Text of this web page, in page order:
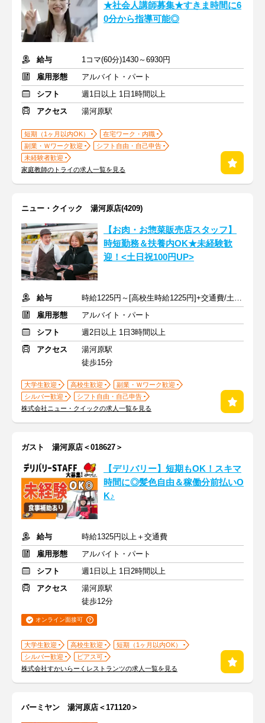
★社会人講師募集★すきま時間に6
0分から指導可能◎
給与
1コマ(60分)1430～6930円
雇用形態
アルバイト・パート
シフト
週1日以上 1日1時間以上
アクセス
湯河原駅
短期（1ヶ月以内OK）
在宅ワーク・内職
副業・Ｗワーク歓迎
シフト自由・自己申告
未経験者歓迎
家庭教師のトライの求人一覧を見る
ニュー・クイック 湯河原店(4209)
【お肉・お惣菜販売店スタッフ】
時短勤務＆扶養内OK★未経験歓
迎！<土日祝100円UP>
給与
時給1225円～[高校生時給1225円]+交通費/土日祝+100円
雇用形態
アルバイト・パート
シフト
週2日以上 1日3時間以上
アクセス
湯河原駅
徒歩15分
大学生歓迎 高校生歓迎
副業・Ｗワーク歓迎
シルバー歓迎
シフト自由・自己申告
株式会社ニュー・クイックの求人一覧を見る
ガスト 湯河原店＜018627＞
【デリバリー】短期もOK！スキマ
時間に◎髪色自由＆稼働分前払いO
K♪
給与
時給1325円以上＋交通費
雇用形態
アルバイト・パート
シフト
週1日以上 1日2時間以上
アクセス
湯河原駅
徒歩12分
オンライン面接可
大学生歓迎 高校生歓迎
短期（1ヶ月以内OK）
シルバー歓迎
ピアス可
株式会社すかいらーくレストランツの求人一覧を見る
バーミヤン 湯河原店＜171120＞